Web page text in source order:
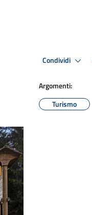
Condividi
Argomenti:
Turismo